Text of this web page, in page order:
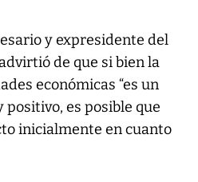
y expresidente del
de que si bien la
económicas “es un
positivo, es posible que
inicialmente en cuanto